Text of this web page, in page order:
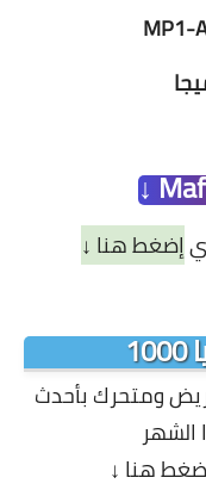
MP1-
إضغط هنا ↓
ومتحرك بأحدث
الشهر
هنا ↓